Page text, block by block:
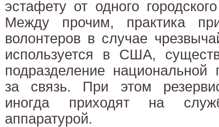
эстафету от одного
Между прочим, практика
волонтеров в случае
используется в США,
подразделение национальной
за связь. При этом
иногда приходят на
аппаратурой.